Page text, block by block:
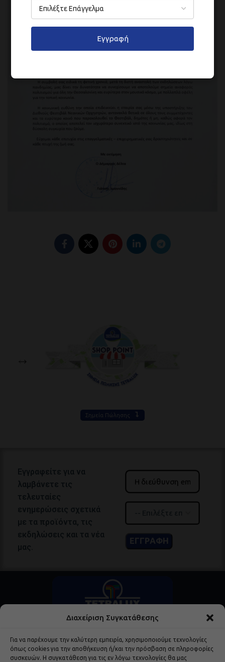
Διαχείριση Συγκατάθεσης
Για να παρέχουμε την καλύτερη εμπειρία, χρησιμοποιούμε τεχνολογίες
όπως cookies για την αποθήκευση ή/και την πρόσβαση σε πληροφορίες
συσκευών. Η συγκατάθεση για τις εν λόγω τεχνολογίες θα μας
Σημεία Πώλησης
Εγγραφή